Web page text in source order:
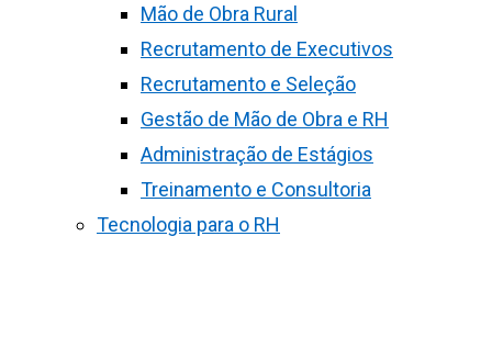
Mão de Obra Rural
Recrutamento de Executivos
Recrutamento e Seleção
Gestão de Mão de Obra e RH
Administração de Estágios
Treinamento e Consultoria
Tecnologia para o RH